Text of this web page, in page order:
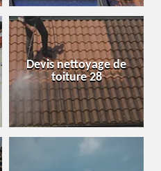
Devis nettoyage de
toiture 28